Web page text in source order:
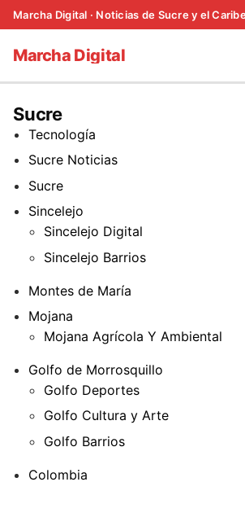
Marcha Digital
Sucre
Tecnología
Sucre Noticias
Sucre
Sincelejo
Sincelejo Digital
Sincelejo Barrios
Montes de María
Mojana
Mojana Agrícola Y Ambiental
Golfo de Morrosquillo
Golfo Deportes
Golfo Cultura y Arte
Golfo Barrios
Colombia